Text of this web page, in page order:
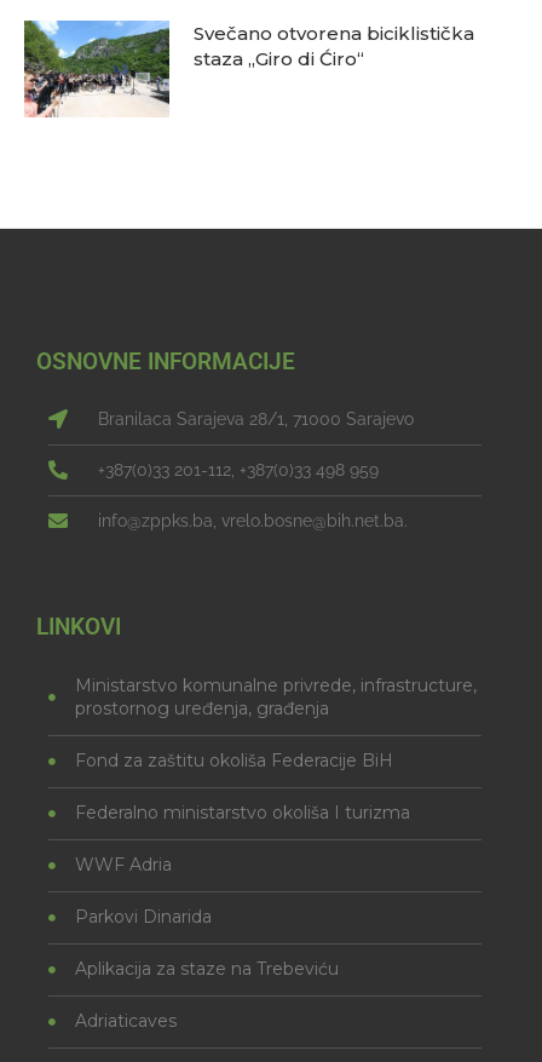
Svečano otvorena biciklistička
staza „Giro di Ćiro“
OSNOVNE INFORMACIJE
Branilaca Sarajeva 28/1, 71000 Sarajevo
+387(0)33 201-112, +387(0)33 498 959
info@zppks.ba, vrelo.bosne@bih.net.ba.
LINKOVI
Ministarstvo komunalne privrede, infrastructure,
prostornog uređenja, građenja
Fond za zaštitu okoliša Federacije BiH
Federalno ministarstvo okoliša I turizma
WWF Adria
Parkovi Dinarida
Aplikacija za staze na Trebeviću
Adriaticaves